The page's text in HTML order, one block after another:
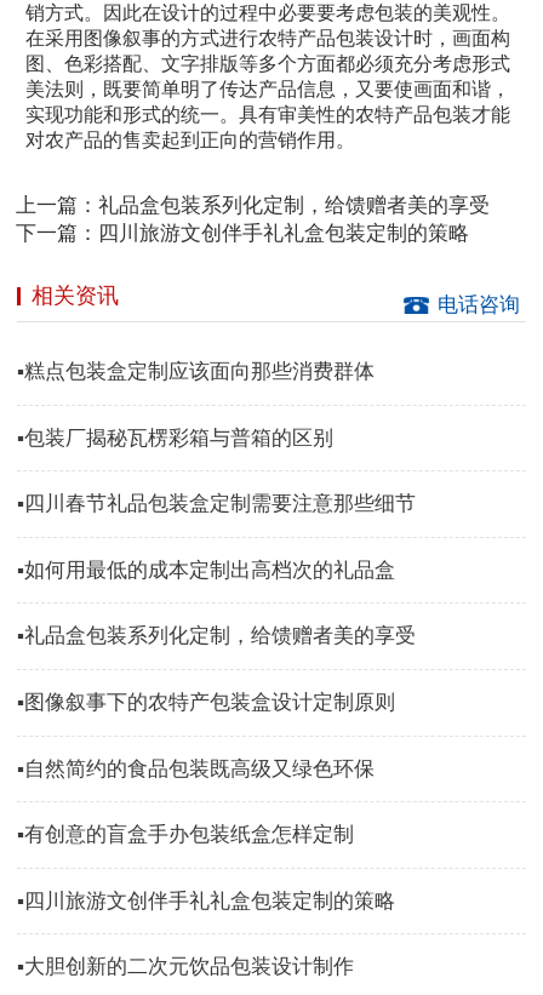
销方式。因此在设计的过程中必要要考虑包装的美观性。
在采用图像叙事的方式进行农特产品包装设计时，画面构
图、色彩搭配、文字排版等多个方面都必须充分考虑形式
美法则，既要简单明了传达产品信息，又要使画面和谐，
实现功能和形式的统一。具有审美性的农特产品包装才能
对农产品的售卖起到正向的营销作用。
上一篇： 礼品盒包装系列化定制，给馈赠者美的享受
下一篇： 四川旅游文创伴手礼礼盒包装定制的策略
相关资讯 电话咨询
▪糕点包装盒定制应该面向那些消费群体
▪包装厂揭秘瓦楞彩箱与普箱的区别
▪四川春节礼品包装盒定制需要注意那些细节
▪如何用最低的成本定制出高档次的礼品盒
▪礼品盒包装系列化定制，给馈赠者美的享受
▪图像叙事下的农特产包装盒设计定制原则
▪自然简约的食品包装既高级又绿色环保
▪有创意的盲盒手办包装纸盒怎样定制
▪四川旅游文创伴手礼礼盒包装定制的策略
▪大胆创新的二次元饮品包装设计制作